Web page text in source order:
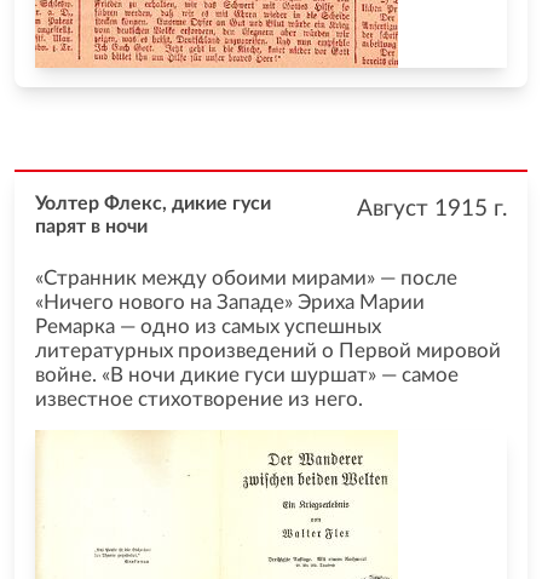
Август 1915 г.
Уолтер Флекс, дикие гуси
парят в ночи
«Странник между обоими мирами» — после
«Ничего нового на Западе» Эриха Марии
Ремарка — одно из самых успешных
литературных произведений о Первой мировой
войне. «В ночи дикие гуси шуршат» — самое
известное стихотворение из него.